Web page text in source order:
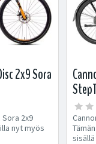
2x9 Sora
Sora 2x9
nyt myös